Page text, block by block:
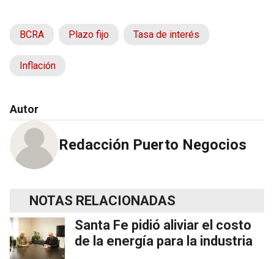
BCRA Plazo fijo Tasa de interés
Inflación
Autor
Redacción Puerto Negocios
NOTAS RELACIONADAS
Santa Fe pidió aliviar el costo
de la energía para la industria